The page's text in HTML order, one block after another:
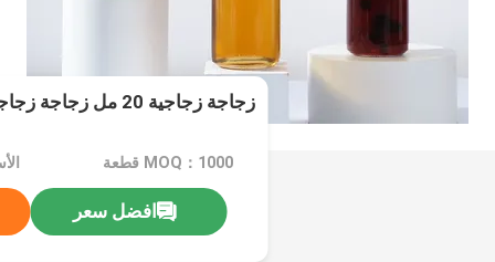
زجاجة زجاجية 20 مل زجاجة زجاجية مع غطاء
MOQ：1000 قطعة
افضل سعر